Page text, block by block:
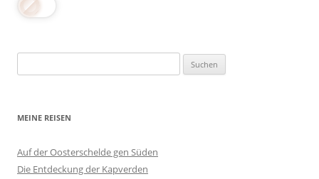
nach:
MEINE REISEN
Auf der Oosterschelde gen Süden
Die Entdeckung der Kapverden